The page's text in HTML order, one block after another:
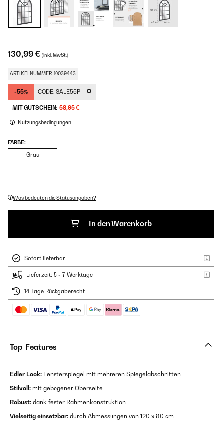
130,99 € (inkl. MwSt.)
ARTIKELNUMMER: 10039443
-55% CODE: SALE55P
MIT GUTSCHEIN: 58,95 €
Nutzungsbedingungen
FARBE:
Grau
Was bedeuten die Statusangaben?
In den Warenkorb
Sofort lieferbar
Lieferzeit: 5 - 7 Werktage
14 Tage Rückgaberecht
Top-Features
Edler Look: Fensterspiegel mit mehreren Spiegelabschnitten
Stilvoll: mit gebogener Oberseite
Robust: dank fester Rahmenkonstruktion
Vielseitig einsetzbar: durch Abmessungen von 120 x 80 cm